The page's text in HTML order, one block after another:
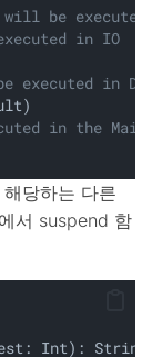
be
in IO
executed in
in the Main
당하는 다른
서 suspend 함
Int):